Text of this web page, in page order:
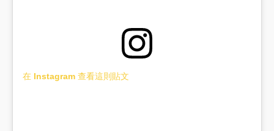
在 Instagram 查看這則貼文